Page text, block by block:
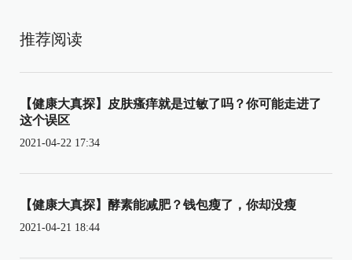
推荐阅读
【健康大真探】皮肤瘙痒就是过敏了吗？你可能走进了
这个误区
2021-04-22 17:34
【健康大真探】酵素能减肥？钱包瘦了，你却没瘦
2021-04-21 18:44